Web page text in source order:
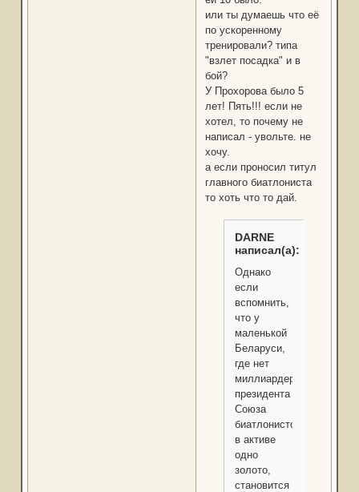
или ты думаешь что её
по ускоренному
тренировали? типа
"взлет посадка" и в
бой?
У Прохорова было 5
лет! Пять!!! если не
хотел, то почему не
написал - увольте. не
хочу.
а если проносил титул
главного биатлониста
то хоть что то дай.
DARNE
написал(а):
Однако
если
вспомнить,
что у
маленькой
Беларуси,
где нет
миллиардера-
президента
Союза
биатлонистов,
в активе
одно
золото,
становится